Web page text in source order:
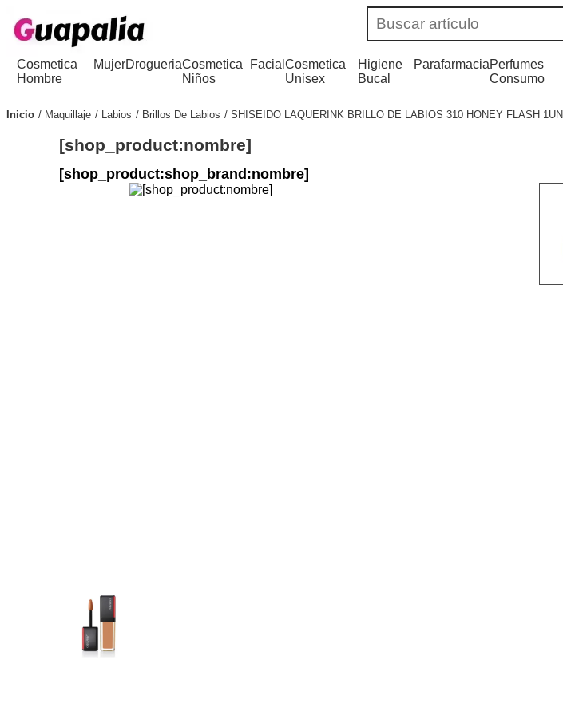
Cosmetica
Hombre
MujerDrogueriaCosmetica
Niños
FacialCosmetica
Unisex
Higiene
Bucal
ParafarmaciaPerfumes
Consumo
Inicio Maquillaje Labios Brillos De Labios SHISEIDO LAQUERINK BRILLO DE LABIOS 310 HONEY FLASH 1UN
[shop_product:nombre]
[shop_product:shop_brand:nombre]